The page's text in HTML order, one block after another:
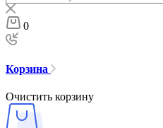
0
Корзина
Очистить корзину